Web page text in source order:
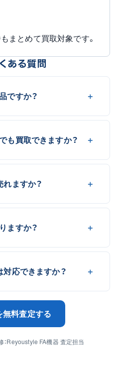
まとめて買取対象です。
ある質問
ですか？
も買取できますか？
れますか？
ますか？
対応できますか？
料査定する
Reyoustyle FA機器 査定担当